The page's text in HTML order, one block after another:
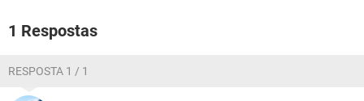
1 Respostas
RESPOSTA 1 / 1